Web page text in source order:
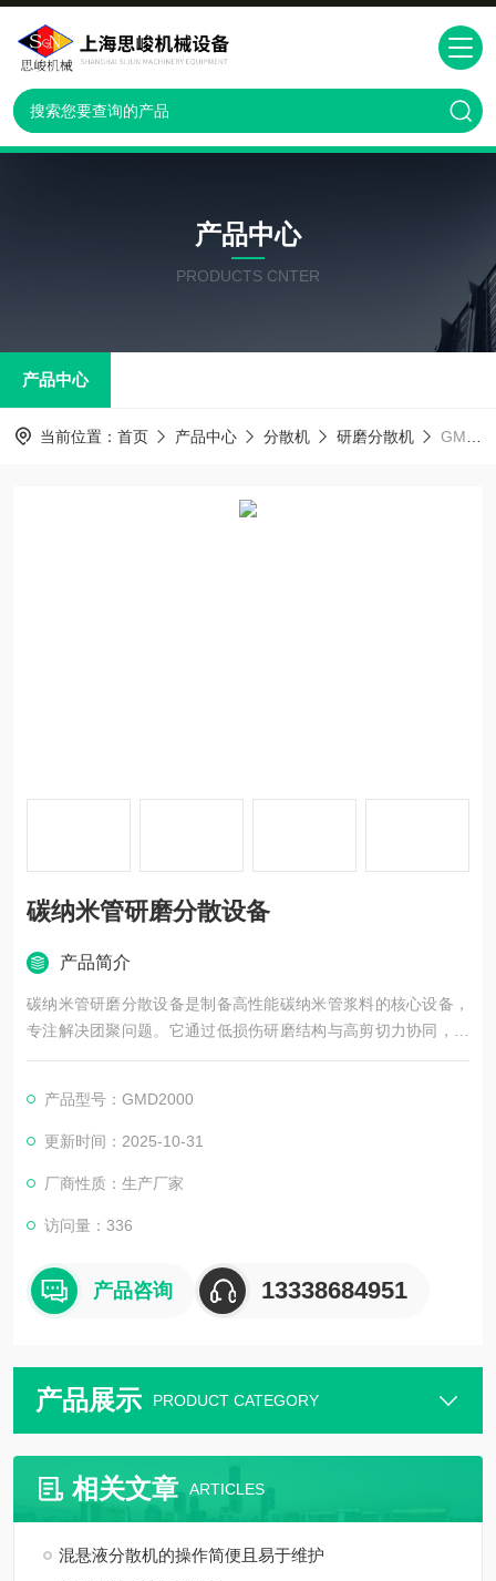
产品中心
PRODUCTS CNTER
产品中心
当前位置： 首页 产品中心 分散机 研磨分散机 GMD2000碳纳米管研磨分散设备
碳纳米管研磨分散设备
产品简介
碳纳米管研磨分散设备是制备高性能碳纳米管浆料的核心设备，
专注解决团聚问题。它通过低损伤研磨结构与高剪切力协同，在
保护碳纳米管结构的同时，将其均匀分散于溶剂中，确保浆料粒
领域，为提升下游产品导电性能奠定基础。
产品型号：GMD2000
更新时间：2025-10-31
厂商性质：生产厂家
访问量：336
产品咨询 13338684951
产品展示 PRODUCT CATEGORY
相关文章 ARTICLES
混悬液分散机的操作简便且易于维护